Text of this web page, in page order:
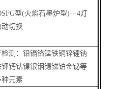
型(火焰石墨炉型)—4灯
动切换
检测：铅镉铬锰铁铜锌锂钠
钾钙钴镍银铟锡锑铂金铋等
种元素